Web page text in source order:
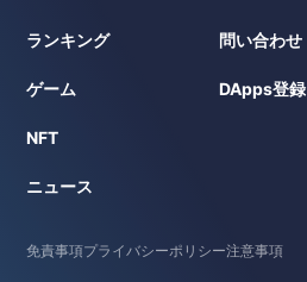
ランキング
ゲーム
NFT
ニュース
問い合わせ
DApps登録
免責事項プライバシーポリシー注意事項